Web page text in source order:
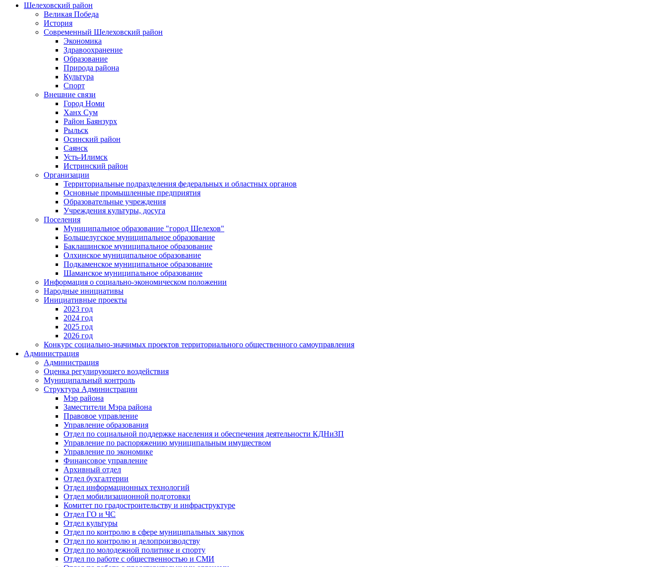
Шелеховский район
Великая Победа
История
Современный Шелеховский район
Экономика
Здравоохранение
Образование
Природа района
Культура
Спорт
Внешние связи
Город Номи
Ханх Сум
Район Баянзурх
Рыльск
Осинский район
Саянск
Усть-Илимск
Истринский район
Организации
Территориальные подразделения федеральных и областных органов
Основные промышленные предприятия
Образовательные учреждения
Учреждения культуры, досуга
Поселения
Муниципальное образование "город Шелехов"
Большелугское муниципальное образование
Баклашинское муниципальное образование
Олхинское муниципальное образование
Подкаменское муниципальное образование
Шаманское муниципальное образование
Информация о социально-экономическом положении
Народные инициативы
Инициативные проекты
2023 год
2024 год
2025 год
2026 год
Конкурс социально-значимых проектов территориального общественного самоуправления
Администрация
Администрация
Оценка регулирующего воздействия
Муниципальный контроль
Структура Администрации
Мэр района
Заместители Мэра района
Правовое управление
Управление образования
Отдел по социальной поддержке населения и обеспечения деятельности КДНиЗП
Управление по распоряжению муниципальным имуществом
Управление по экономике
Финансовое управление
Архивный отдел
Отдел бухгалтерии
Отдел информационных технологий
Отдел мобилизационной подготовки
Комитет по градостроительству и инфраструктуре
Отдел ГО и ЧС
Отдел культуры
Отдел по контролю в сфере муниципальных закупок
Отдел по контролю и делопроизводству
Отдел по молодежной политике и спорту
Отдел по работе с общественностью и СМИ